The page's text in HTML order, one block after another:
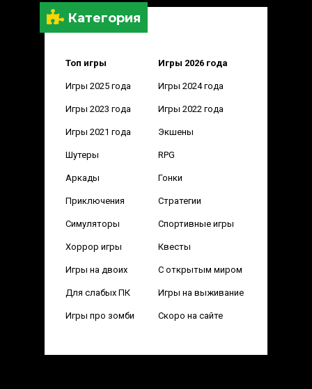
Категория
Топ игры Игры 2026 года
Игры 2025 года Игры 2024 года
Игры 2023 года Игры 2022 года
Игры 2021 года Экшены
Шутеры RPG
Аркады Гонки
Приключения Стратегии
Симуляторы Спортивные игры
Хоррор игры Квесты
Игры на двоих С открытым миром
Для слабых ПК Игры на выживание
Игры про зомби Скоро на сайте